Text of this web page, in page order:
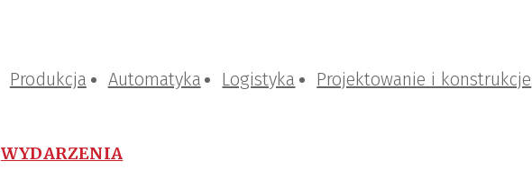
Produkcja Automatyka Logistyka Projektowanie i konstrukcje
WYDARZENIA